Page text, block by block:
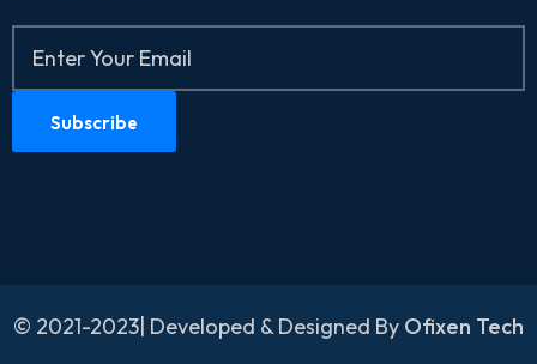
© 2021-2023| Developed & Designed By Ofixen Tech